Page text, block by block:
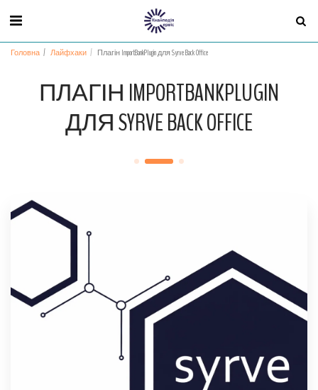
Головна Лайфхаки Плагін ImportBankPlugin для Syrve Back Office
ПЛАГІН IMPORTBANKPLUGIN
ДЛЯ SYRVE BACK OFFICE